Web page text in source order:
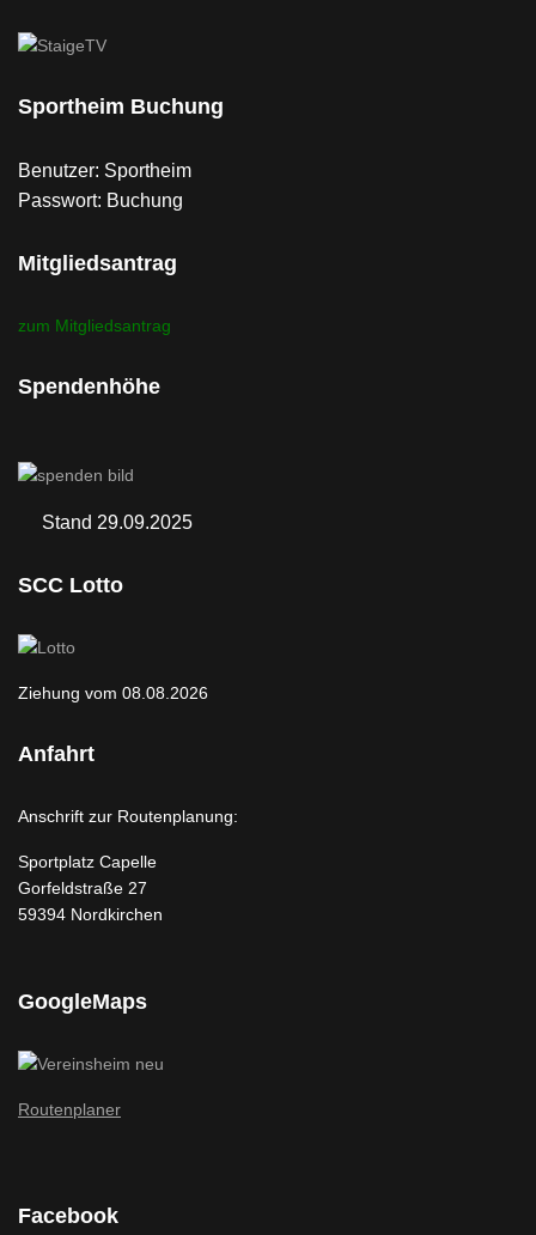
Sportheim Buchung
Benutzer: Sportheim
Passwort: Buchung
Mitgliedsantrag
zum Mitgliedsantrag
Spendenhöhe
Stand 29.09.2025
SCC Lotto
Ziehung vom 08.08.2026
Anfahrt
Anschrift zur Routenplanung:
Sportplatz Capelle
Gorfeldstraße 27
59394 Nordkirchen
GoogleMaps
Routenplaner
Facebook